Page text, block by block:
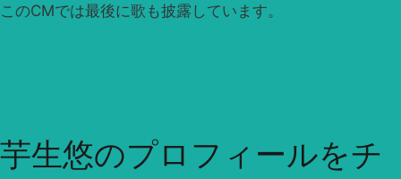
このCMでは最後に歌も披露しています。
芋生悠のプロフィールをチ